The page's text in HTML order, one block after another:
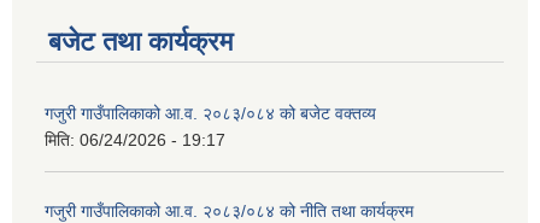
बजेट तथा कार्यक्रम
गजुरी गाउँपालिकाको आ.व. २०८३/०८४ को बजेट वक्तव्य
मिति: 06/24/2026 - 19:17
गजुरी गाउँपालिकाको आ.व. २०८३/०८४ को नीति तथा कार्यक्रम